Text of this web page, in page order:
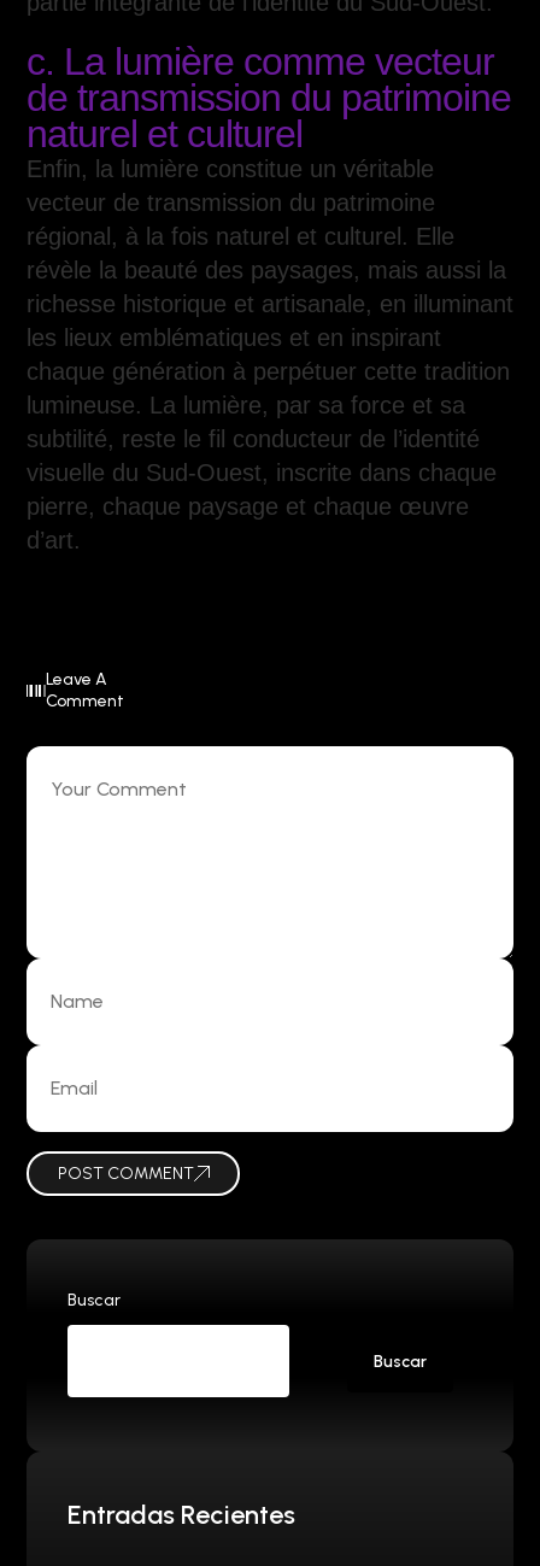
c. La lumière comme vecteur
de transmission du patrimoine
naturel et culturel
Enfin, la lumière constitue un véritable
vecteur de transmission du patrimoine
régional, à la fois naturel et culturel. Elle
révèle la beauté des paysages, mais aussi la
richesse historique et artisanale, en illuminant
les lieux emblématiques et en inspirant
chaque génération à perpétuer cette tradition
lumineuse. La lumière, par sa force et sa
subtilité, reste le fil conducteur de l’identité
visuelle du Sud-Ouest, inscrite dans chaque
pierre, chaque paysage et chaque œuvre
d’art.
Leave A
Comment
POST COMMENT
Buscar
Buscar
Entradas Recientes